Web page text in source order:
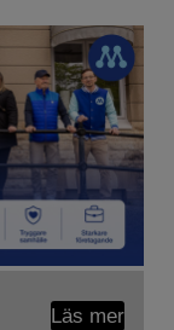
Läs mer